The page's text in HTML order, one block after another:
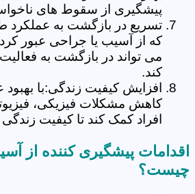
پیشگیری از سقوط های
تسریع در بازگشت به عملکرد
که از آسیب یا جراحی عبور
می تواند در بازگشت به
کند.
افزایش کیفیت زندگی:با
کاهش مشکلات فیزیکی،
افراد کمک کند تا کیفیت
اقدامات پیشگیری کننده از
چیست؟